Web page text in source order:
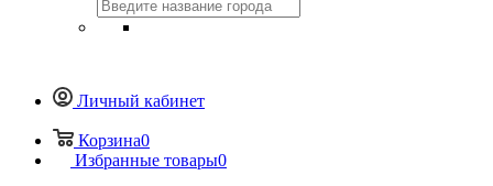
Личный кабинет
Корзина0
Избранные товары0